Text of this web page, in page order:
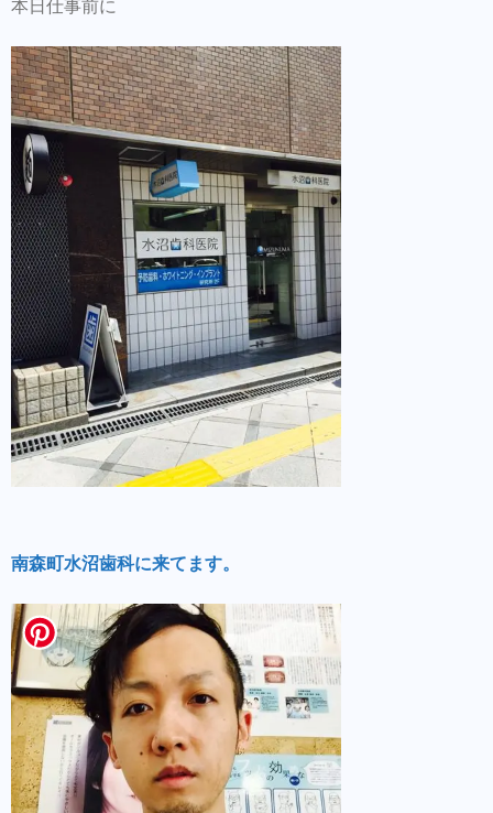
けしてます。
本日仕事前に
南森町水沼歯科に来てます。